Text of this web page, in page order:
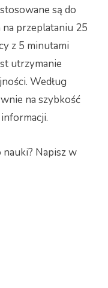
są do
przeplataniu 25
z 5 minutami
utrzymanie
Według
na szybkość
Napisz w